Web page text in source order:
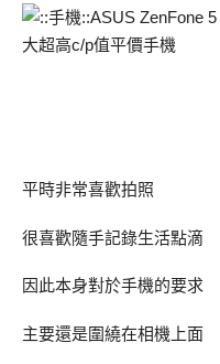
平時非常喜歡拍照
很喜歡隨手記錄生活點滴
因此本身對於手機的要求
主要還是圍繞在相機上面